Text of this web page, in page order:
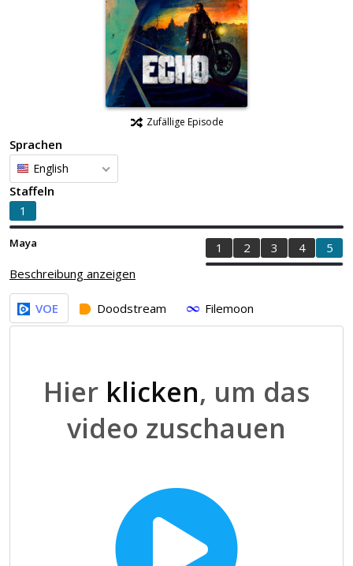
Zufällige Episode
Sprachen
English
Staffeln
1
Maya 1 2 3 4
5
Beschreibung anzeigen
VOE Doodstream Filemoon
Hier klicken, um das
video zuschauen